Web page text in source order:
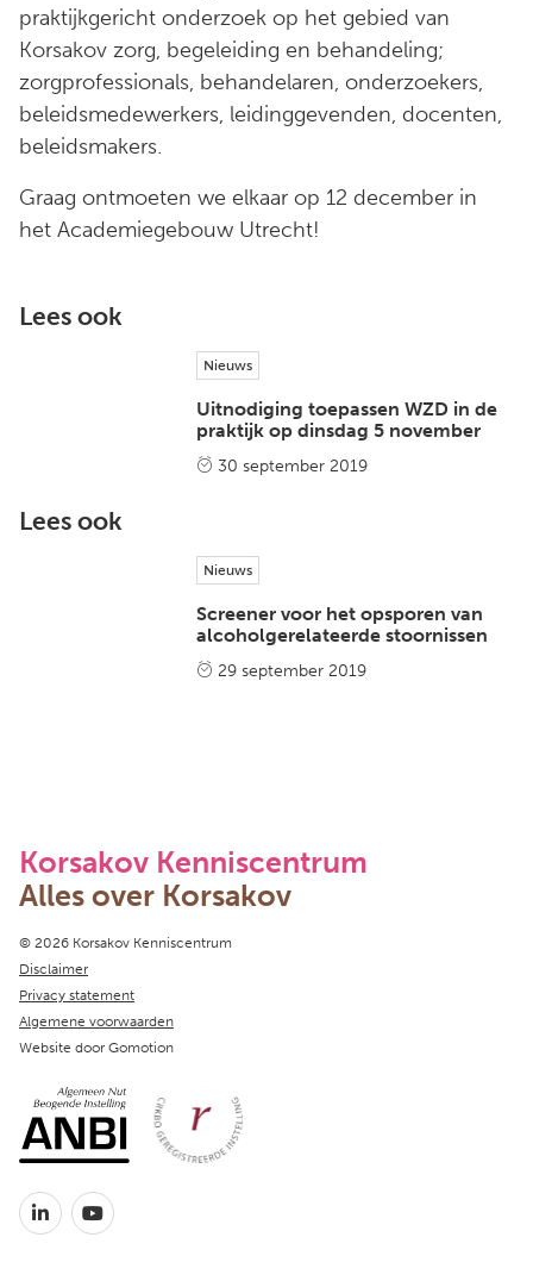
praktijkgericht onderzoek op het gebied van
Korsakov zorg, begeleiding en behandeling;
zorgprofessionals, behandelaren, onderzoekers,
beleidsmedewerkers, leidinggevenden, docenten,
beleidsmakers.
Graag ontmoeten we elkaar op 12 december in
het Academiegebouw Utrecht!
Lees ook
Nieuws
Uitnodiging toepassen WZD in de
praktijk op dinsdag 5 november
30 september 2019
Lees ook
Nieuws
Screener voor het opsporen van
alcoholgerelateerde stoornissen
29 september 2019
Korsakov Kenniscentrum
Alles over Korsakov
Copyright navigation
© 2026 Korsakov Kenniscentrum
Disclaimer
Privacy statement
Algemene voorwaarden
Website door Gomotion